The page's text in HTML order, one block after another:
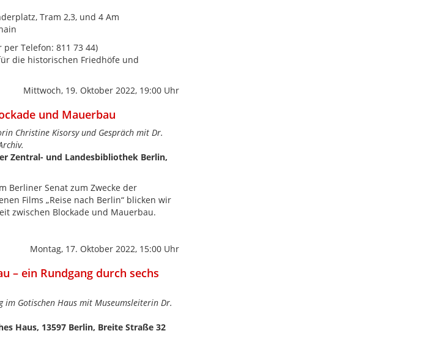
Tram 2,3, und 4 Am
per Telefon: 811 73 44)
die historischen Friedhöfe und
Mittwoch, 19. Oktober 2022, 19:00 Uhr
und Mauerbau
Christine Kisorsy und Gespräch mit Dr.
Zentral- und Landesbibliothek Berlin,
Berliner Senat zum Zwecke der
Films „Reise nach Berlin“ blicken wir
zwischen Blockade und Mauerbau.
Montag, 17. Oktober 2022, 15:00 Uhr
– ein Rundgang durch sechs
Gotischen Haus mit Museumsleiterin Dr.
Haus, 13597 Berlin, Breite Straße 32